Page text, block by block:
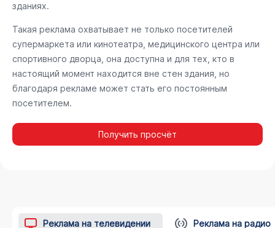
зданиях.
Такая реклама охватывает не только посетителей
супермаркета или кинотеатра, медицинского центра или
спортивного дворца, она доступна и для тех, кто в
настоящий момент находится вне стен здания, но
благодаря рекламе может стать его постоянным
посетителем.
Получить просчёт
Реклама на телевидении Реклама на радио